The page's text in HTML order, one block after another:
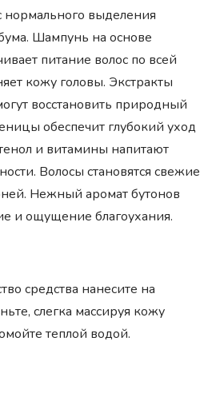
выделения
Шампунь на основе
питание волос по всей
кожу головы. Экстракты
восстановить природный
обеспечит глубокий уход
и витамины напитают
Волосы становятся свежие
Нежный аромат бутонов
и ощущение благоухания.
средства нанесите на
слегка массируя кожу
теплой водой.